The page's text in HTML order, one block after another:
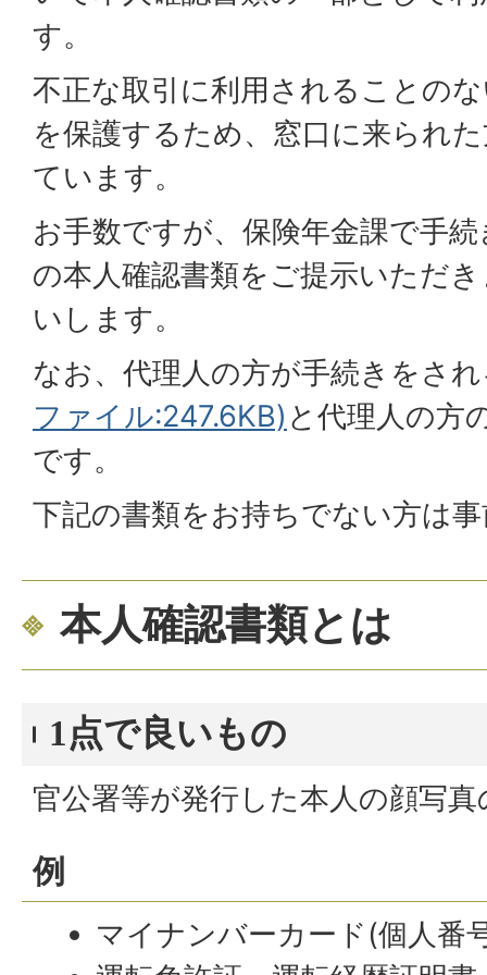
す。
不正な取引に利用されることの
を保護するため、窓口に来られ
ています。
お手数ですが、保険年金課で手
の本人確認書類をご提示いただ
いします。
なお、代理人の方が手続きをさ
ファイル:247.6KB) と代理人の方
です。
下記の書類をお持ちでない方は
本人確認書類とは
1点で良いもの
官公署等が発行した本人の顔写
例
マイナンバーカード(個人番